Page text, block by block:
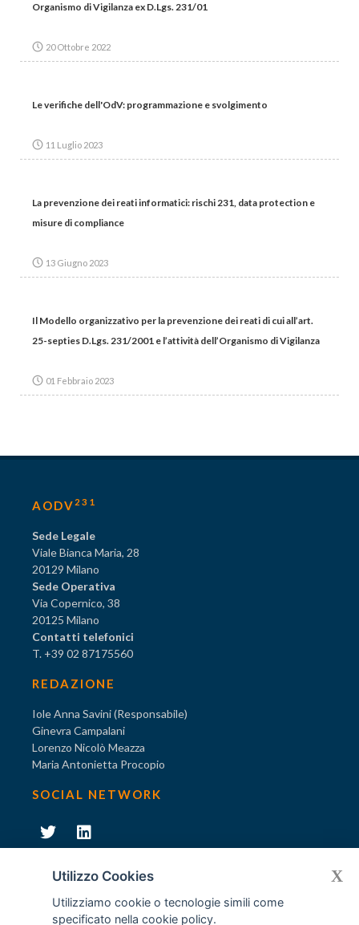
Organismo di Vigilanza ex D.Lgs. 231/01
20 Ottobre 2022
Le verifiche dell'OdV: programmazione e svolgimento
11 Luglio 2023
La prevenzione dei reati informatici: rischi 231, data protection e
misure di compliance
13 Giugno 2023
Il Modello organizzativo per la prevenzione dei reati di cui all’art.
25-septies D.Lgs. 231/2001 e l’attività dell’Organismo di Vigilanza
01 Febbraio 2023
AODV 231
Sede Legale
Viale Bianca Maria, 28
20129 Milano
Sede Operativa
Via Copernico, 38
20125 Milano
Contatti telefonici
T. +39 02 87175560
REDAZIONE
Iole Anna Savini (Responsabile)
Ginevra Campalani
Lorenzo Nicolò Meazza
Maria Antonietta Procopio
SOCIAL NETWORK
Diventa socio di AODV
Utilizzo Cookies
Utilizziamo cookie o tecnologie simili come
specificato nellacookie policy.
X